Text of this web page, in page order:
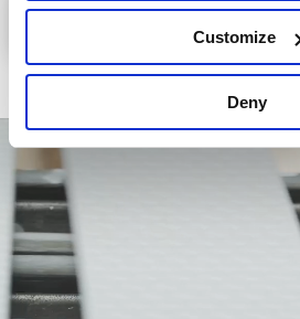
Customize
Deny
INVIA